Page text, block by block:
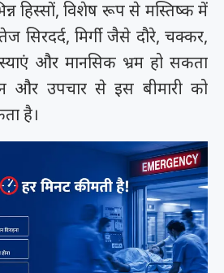
हिस्सों, विशेष रूप से मस्तिष्क में
सिरदर्द, मिर्गी जैसे दौरे, चक्कर,
और मानसिक भ्रम हो सकता
और उपचार से इस बीमारी को
है।